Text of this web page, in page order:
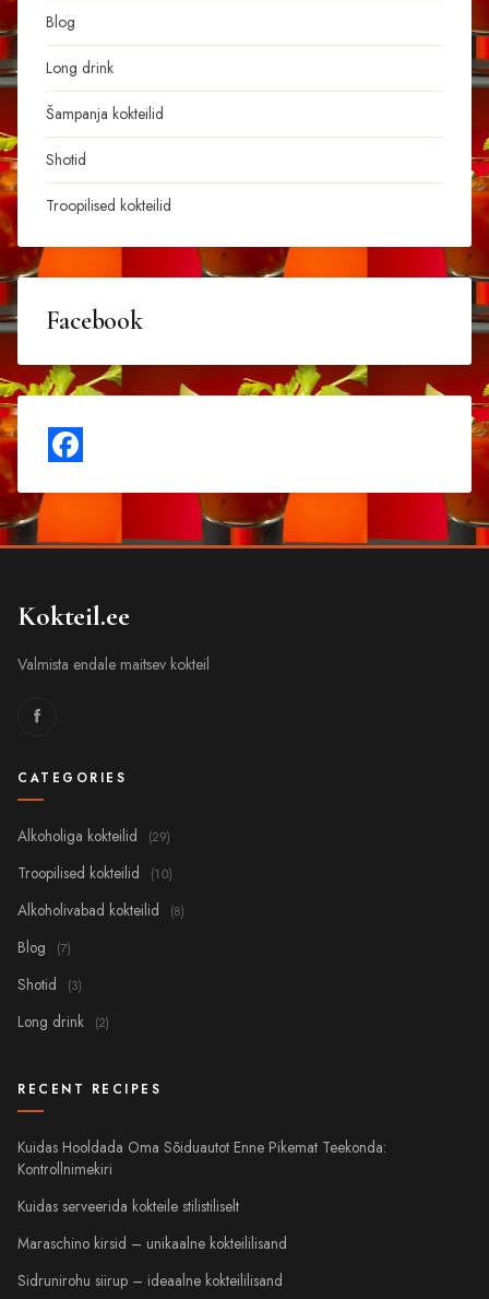
Blog
Long drink
Šampanja kokteilid
Shotid
Troopilised kokteilid
Facebook
Kokteil.ee
Valmista endale maitsev kokteil
CATEGORIES
Alkoholiga kokteilid (29)
Troopilised kokteilid (10)
Alkoholivabad kokteilid (8)
Blog (7)
Shotid (3)
Long drink (2)
RECENT RECIPES
Kuidas Hooldada Oma Sõiduautot Enne Pikemat Teekonda:
Kontrollnimekiri
Kuidas serveerida kokteile stilistiliselt
Maraschino kirsid – unikaalne kokteililisand
Sidrunirohu siirup – ideaalne kokteililisand